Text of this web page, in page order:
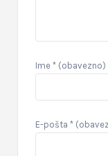
Ime * (obavezno)
E-pošta *